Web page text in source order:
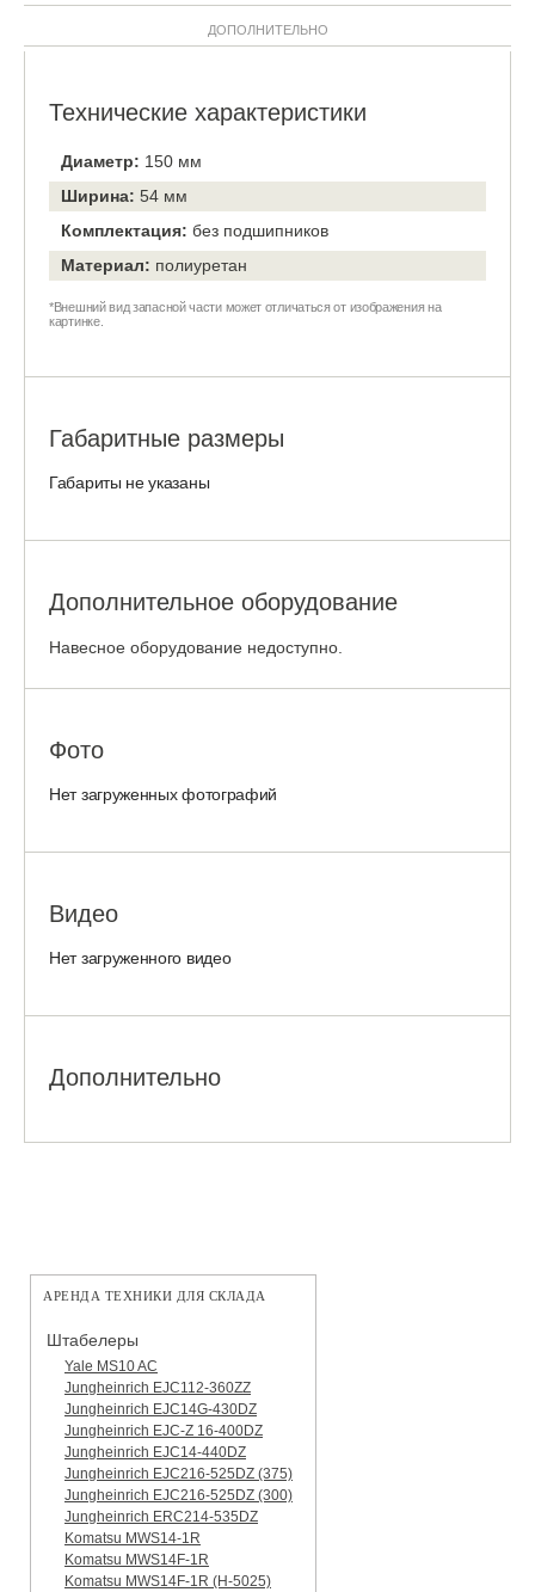
ДОПОЛНИТЕЛЬНО
Технические характеристики
Диаметр: 150 мм
Ширина: 54 мм
Комплектация: без подшипников
Материал: полиуретан
*Внешний вид запасной части может отличаться от изображения на
картинке.
Габаритные размеры
Габариты не указаны
Дополнительное оборудование
Навесное оборудование недоступно.
Фото
Нет загруженных фотографий
Видео
Нет загруженного видео
Дополнительно
АРЕНДА ТЕХНИКИ ДЛЯ СКЛАДА
Штабелеры
Yale MS10 AC
Jungheinrich EJC112-360ZZ
Jungheinrich EJC14G-430DZ
Jungheinrich EJC-Z 16-400DZ
Jungheinrich EJC14-440DZ
Jungheinrich EJC216-525DZ (375)
Jungheinrich EJC216-525DZ (300)
Jungheinrich ERC214-535DZ
Komatsu MWS14-1R
Komatsu MWS14F-1R
Komatsu MWS14F-1R (H-5025)